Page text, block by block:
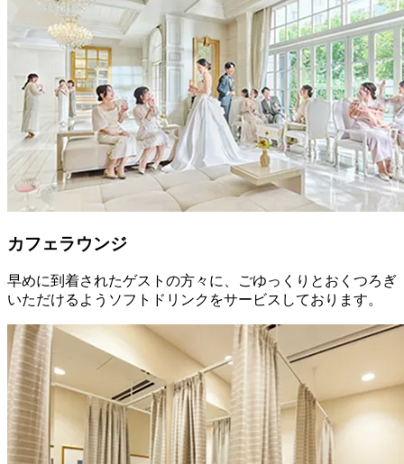
カフェラウンジ
早めに到着されたゲストの方々に、ごゆっくりとおくつろぎ
いただけるようソフトドリンクをサービスしております。